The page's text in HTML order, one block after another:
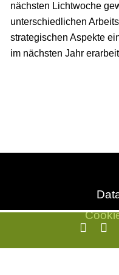
nächsten Lichtwoche
unterschiedlichen
strategischen Aspekte
im nächsten Jahr